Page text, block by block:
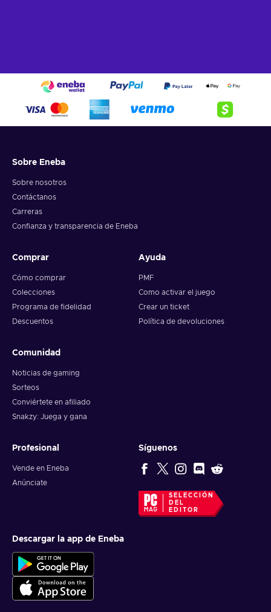
Sobre Eneba
Sobre nosotros
Contáctanos
Carreras
Confianza y transparencia de Eneba
Comprar
Cómo comprar
Colecciones
Programa de fidelidad
Descuentos
Ayuda
PMF
Como activar el juego
Crear un ticket
Política de devoluciones
Comunidad
Noticias de gaming
Sorteos
Conviértete en afiliado
Snakzy: Juega y gana
Profesional
Vende en Eneba
Anúnciate
Síguenos
SELECCIÓN
DEL
EDITOR
Descargar la app de Eneba